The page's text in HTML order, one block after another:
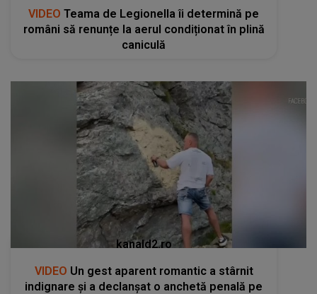
VIDEO Teama de Legionella îi determină pe
români să renunțe la aerul condiționat în plină
caniculă
kanald2.ro
VIDEO Un gest aparent romantic a stârnit
indignare și a declanșat o anchetă penală pe